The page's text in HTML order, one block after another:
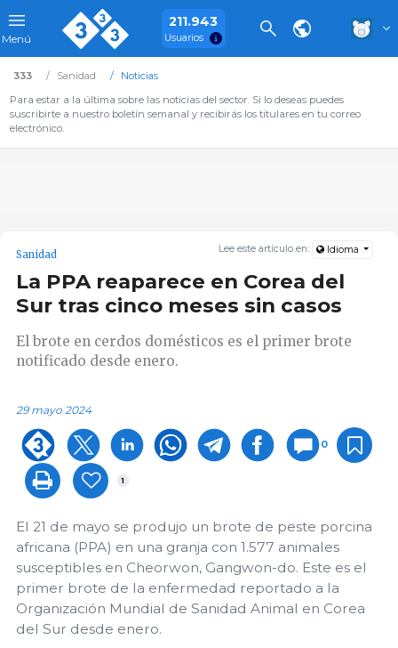
Menú
211.943
Usuarios
333 Sanidad
Noticias
Para estar a la última sobre las noticias del sector. Si lo deseas puedes
suscribirte a nuestro boletín semanal y recibirás los titulares en tu correo
electrónico.
Lee este artículo en: Idioma
Sanidad
La PPA reaparece en Corea del
Sur tras cinco meses sin casos
El brote en cerdos domésticos es el primer brote
notificado desde enero.
29 mayo 2024
0
1
El 21 de mayo se produjo un brote de peste porcina
africana (PPA) en una granja con 1.577 animales
susceptibles en Cheorwon, Gangwon-do. Este es el
primer brote de la enfermedad reportado a la
Organización Mundial de Sanidad Animal en Corea
del Sur desde enero.